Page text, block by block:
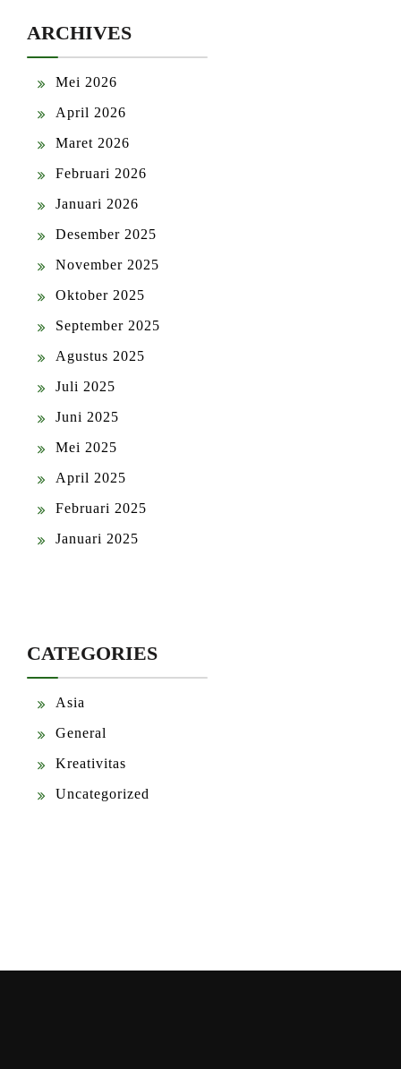
ARCHIVES
Mei 2026
April 2026
Maret 2026
Februari 2026
Januari 2026
Desember 2025
November 2025
Oktober 2025
September 2025
Agustus 2025
Juli 2025
Juni 2025
Mei 2025
April 2025
Februari 2025
Januari 2025
CATEGORIES
Asia
General
Kreativitas
Uncategorized